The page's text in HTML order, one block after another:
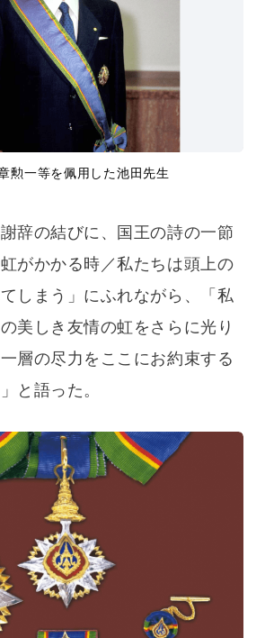
勲一等を佩用した池田先生
辞の結びに、国王の詩の一節
がかかる時／私たちは頭上の
しまう」にふれながら、「私
美しき友情の虹をさらに光り
層の尽力をここにお約束する
と語った。